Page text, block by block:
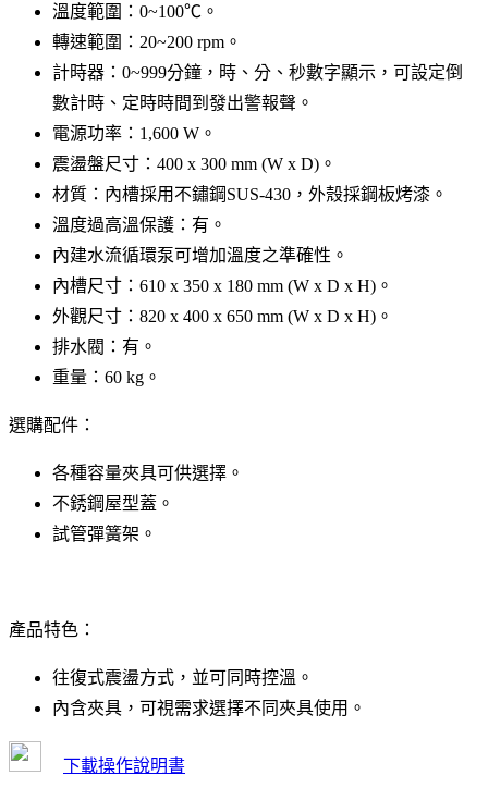
溫度範圍：0~100℃。
轉速範圍：20~200 rpm。
計時器：0~999分鐘，時、分、秒數字顯示，可設定倒
數計時、定時時間到發出警報聲。
電源功率：1,600 W。
震盪盤尺寸：400 x 300 mm (W x D)。
材質：內槽採用不鏽鋼SUS-430，外殼採鋼板烤漆。
溫度過高溫保護：有。
內建水流循環泵可增加溫度之準確性。
內槽尺寸：610 x 350 x 180 mm (W x D x H)。
外觀尺寸：820 x 400 x 650 mm (W x D x H)。
排水閥：有。
重量：60 kg。
選購配件：
各種容量夾具可供選擇。
不銹鋼屋型蓋。
試管彈簧架。
產品特色：
往復式震盪方式，並可同時控溫。
內含夾具，可視需求選擇不同夾具使用。
下載操作說明書